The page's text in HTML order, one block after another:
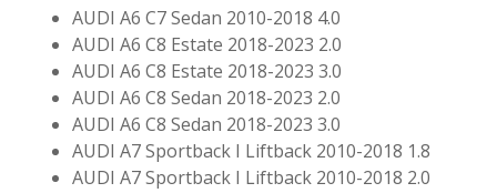
AUDI A6 C7 Sedan 2010-2018 4.0
AUDI A6 C8 Estate 2018-2023 2.0
AUDI A6 C8 Estate 2018-2023 3.0
AUDI A6 C8 Sedan 2018-2023 2.0
AUDI A6 C8 Sedan 2018-2023 3.0
AUDI A7 Sportback I Liftback 2010-2018 1.8
AUDI A7 Sportback I Liftback 2010-2018 2.0